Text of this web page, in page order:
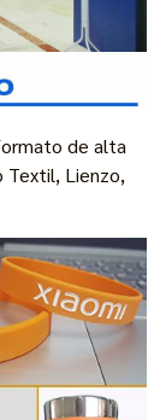
de alta
Textil, Lienzo,